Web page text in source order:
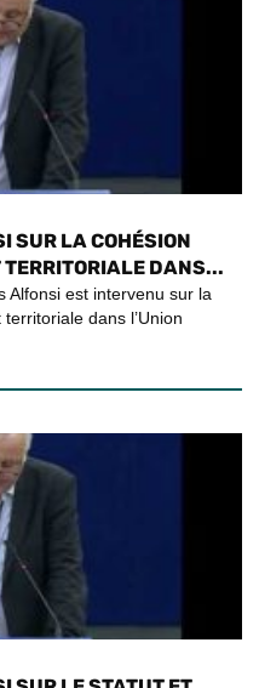
SUR LA COHÉSION
TERRITORIALE DANS...
Alfonsi est intervenu sur la
dans l’Union